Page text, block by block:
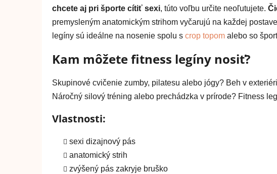
chcete aj pri športe cítiť sexi, túto voľbu určite neoľutujete.
premysleným anatomickým strihom vyčarujú na každej
legíny sú ideálne na nosenie spolu s crop topom alebo so
Kam môžete fitness legíny nosiť?
Skupinové cvičenie zumby, pilatesu alebo jógy? Beh v
Náročný silový tréning alebo prechádzka v prírode? Fitness
Vlastnosti:
sexi dizajnový pás
anatomický strih
zvýšený pás zakryje bruško